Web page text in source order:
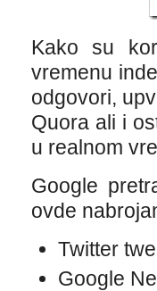
Kako su
vremenu
odgovori,
Quora ali i
u realnom
Google
ovde
Twitter
Google